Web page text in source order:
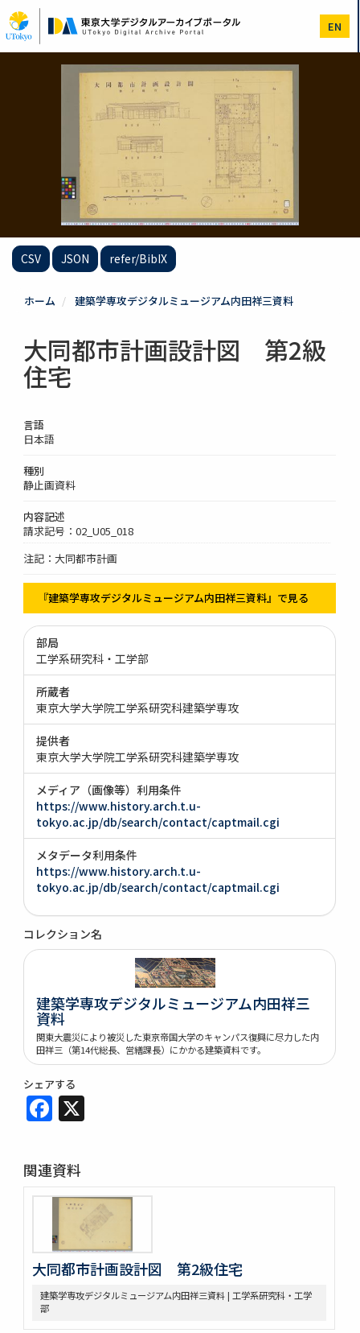
イ
ン
コ
EN
CSV JSON refer/BibIX
ホーム 建築学専攻デジタルミュージアム内田祥三資料
大同都市計画設計図 第2級
住宅
言語
日本語
種別
静止画資料
内容記述
請求記号：02_U05_018
注記：大同都市計画
『建築学専攻デジタルミュージアム内田祥三資料』で見る
部局
工学系研究科・工学部
所蔵者
東京大学大学院工学系研究科建築学専攻
提供者
東京大学大学院工学系研究科建築学専攻
メディア（画像等）利用条件
https://www.history.arch.t.u-
tokyo.ac.jp/db/search/contact/captmail.cgi
メタデータ利用条件
https://www.history.arch.t.u-
tokyo.ac.jp/db/search/contact/captmail.cgi
コレクション名
建築学専攻デジタルミュージアム内田祥三
資料
関東大震災により被災した東京帝国大学のキャンパス復興に尽力した内
田祥三（第14代総長、営繕課長）にかかる建築資料です。
シェアする
Facebook
関連資料
大同都市計画設計図 第2級住宅
建築学専攻デジタルミュージアム内田祥三資料 | 工学系研究科・工学
部